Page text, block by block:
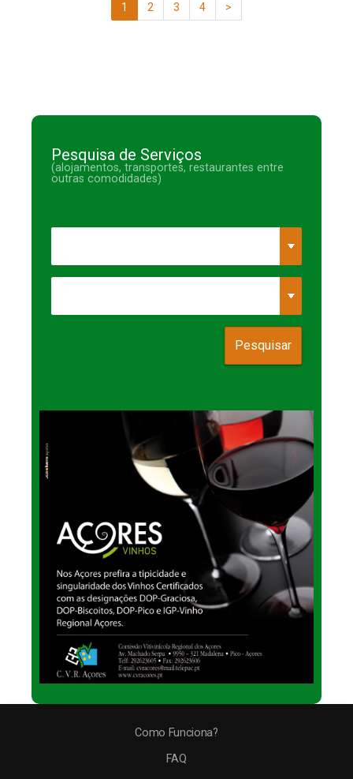
1 2 3 4 >
Pesquisa de Serviços
(alojamentos, transportes, restaurantes entre
outras comodidades)
Pesquisar
Como Funciona?
FAQ